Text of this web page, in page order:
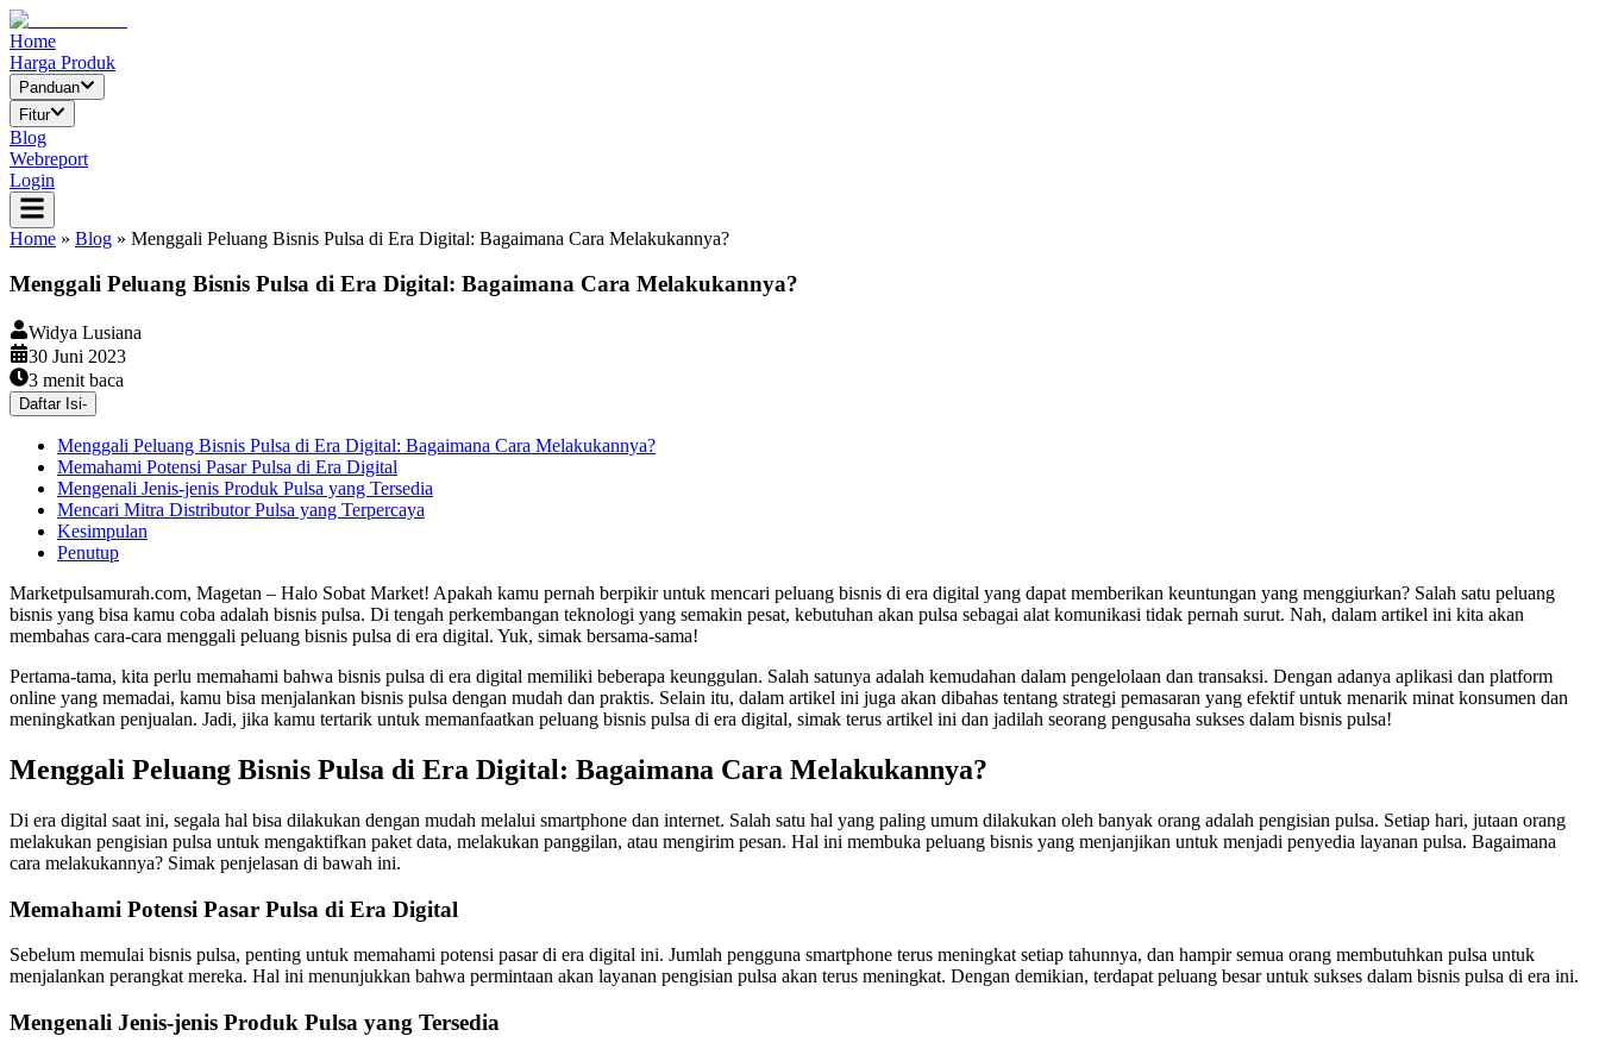
Home
Harga Produk
Panduan
Fitur
Blog
Webreport
Login
Home » Blog » Menggali Peluang Bisnis Pulsa di Era Digital: Bagaimana Cara Melakukannya?
Menggali Peluang Bisnis Pulsa di Era Digital: Bagaimana Cara Melakukannya?
Widya Lusiana
30 Juni 2023
3 menit baca
Daftar Isi-
Menggali Peluang Bisnis Pulsa di Era Digital: Bagaimana Cara Melakukannya?
Memahami Potensi Pasar Pulsa di Era Digital
Mengenali Jenis-jenis Produk Pulsa yang Tersedia
Mencari Mitra Distributor Pulsa yang Terpercaya
Kesimpulan
Penutup
Marketpulsamurah.com, Magetan – Halo Sobat Market! Apakah kamu pernah berpikir untuk mencari peluang bisnis di era digital yang dapat memberikan keuntungan yang menggiurkan? Salah satu peluang
bisnis yang bisa kamu coba adalah bisnis pulsa. Di tengah perkembangan teknologi yang semakin pesat, kebutuhan akan pulsa sebagai alat komunikasi tidak pernah surut. Nah, dalam artikel ini kita akan
membahas cara-cara menggali peluang bisnis pulsa di era digital. Yuk, simak bersama-sama!
Pertama-tama, kita perlu memahami bahwa bisnis pulsa di era digital memiliki beberapa keunggulan. Salah satunya adalah kemudahan dalam pengelolaan dan transaksi. Dengan adanya aplikasi dan platform
online yang memadai, kamu bisa menjalankan bisnis pulsa dengan mudah dan praktis. Selain itu, dalam artikel ini juga akan dibahas tentang strategi pemasaran yang efektif untuk menarik minat konsumen dan
meningkatkan penjualan. Jadi, jika kamu tertarik untuk memanfaatkan peluang bisnis pulsa di era digital, simak terus artikel ini dan jadilah seorang pengusaha sukses dalam bisnis pulsa!
Menggali Peluang Bisnis Pulsa di Era Digital: Bagaimana Cara Melakukannya?
Di era digital saat ini, segala hal bisa dilakukan dengan mudah melalui smartphone dan internet. Salah satu hal yang paling umum dilakukan oleh banyak orang adalah pengisian pulsa. Setiap hari, jutaan orang
melakukan pengisian pulsa untuk mengaktifkan paket data, melakukan panggilan, atau mengirim pesan. Hal ini membuka peluang bisnis yang menjanjikan untuk menjadi penyedia layanan pulsa. Bagaimana
cara melakukannya? Simak penjelasan di bawah ini.
Memahami Potensi Pasar Pulsa di Era Digital
Sebelum memulai bisnis pulsa, penting untuk memahami potensi pasar di era digital ini. Jumlah pengguna smartphone terus meningkat setiap tahunnya, dan hampir semua orang membutuhkan pulsa untuk
menjalankan perangkat mereka. Hal ini menunjukkan bahwa permintaan akan layanan pengisian pulsa akan terus meningkat. Dengan demikian, terdapat peluang besar untuk sukses dalam bisnis pulsa di era ini.
Mengenali Jenis-jenis Produk Pulsa yang Tersedia